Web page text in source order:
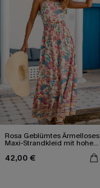
Rosa Geblümtes Ärmelloses
Maxi-Strandkleid mit hohem
42,00 €